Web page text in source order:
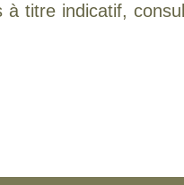
à titre indicatif,